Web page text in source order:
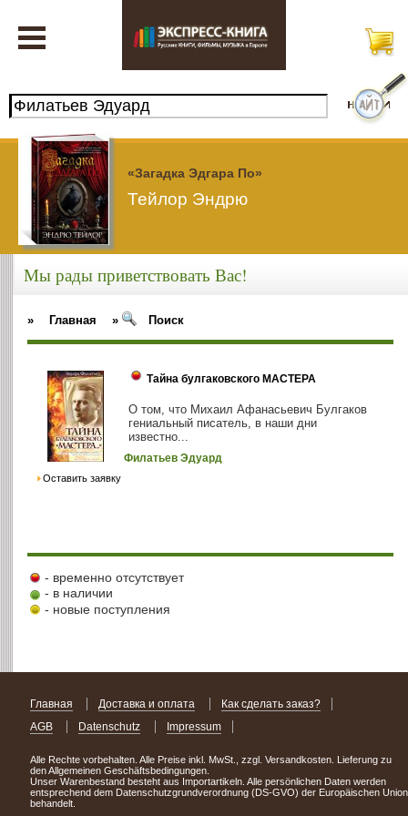
«Загадка Эдгара По»
Тейлор Эндрю
Мы рады приветствовать Вас!
» Главная » Поиск
Тайна булгаковского МАСТЕРА
О том, что Михаил Афанасьевич Булгаков
гениальный писатель, в наши дни
известно...
Филатьев Эдуард
Оставить заявку
- временно отсутствует
- в наличии
- новые поступления
Главная Доставка и оплата
Как сделать заказ?
AGB
Datenschutz Impressum
Alle Rechte vorbehalten. Alle Preise inkl. MwSt., zzgl. Versandkosten. Lieferung zu
den Allgemeinen Geschäftsbedingungen.
Unser Warenbestand besteht aus Importartikeln. Alle persönlichen Daten werden
entsprechend dem Datenschutzgrundverordnung (DS-GVO) der Europäischen Union
behandelt.